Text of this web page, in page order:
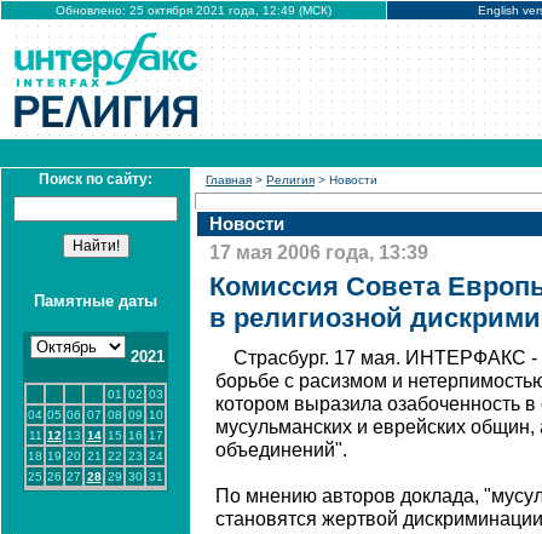
Обновлено: 25 октября 2021 года, 12:49 (МСК) English
Поиск по сайту:
Памятные даты
2021
01 02 03
04 05 06 07 08 09
10
11 12 13 14 15 16
17
18 19 20 21 22 23 24
25 26 27 28 29 30 31
Главная > Религия > Новости
Новости
17 мая 2006 года, 13:39
Комиссия Совета
в религиозной
Страсбург. 17 мая. ИНТЕРФАКС -
борьбе с расизмом и
котором выразила озабоченность
мусульманских и еврейских общин,
объединений".
По мнению авторов доклада,
становятся жертвой